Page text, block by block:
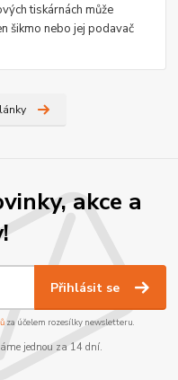
tiskárnách může
šikmo nebo jej podavač
akce a
Přihlásit se
za účelem rozesílky newsletteru.
jednou za 14 dní.